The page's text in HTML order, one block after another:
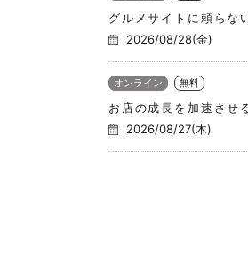
グルメサイトに頼ら
2026/08/28(金)
オンライン 無料
お店の成長を加速させ
2026/08/27(木)